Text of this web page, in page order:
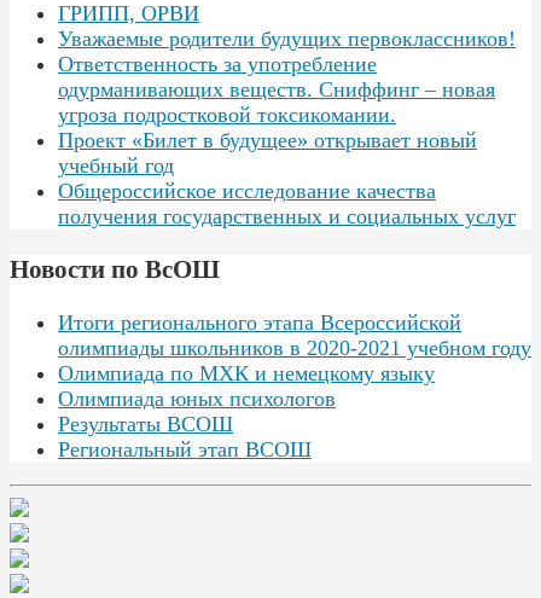
ГРИПП, ОРВИ
Уважаемые родители будущих первоклассников!
Ответственность за употребление
одурманивающих веществ. Сниффинг – новая
угроза подростковой токсикомании.
Проект «Билет в будущее» открывает новый
учебный год
Общероссийское исследование качества
получения государственных и социальных услуг
Новости по ВсОШ
Итоги регионального этапа Всероссийской
олимпиады школьников в 2020-2021 учебном году
Олимпиада по МХК и немецкому языку
Олимпиада юных психологов
Результаты ВСОШ
Региональный этап ВСОШ